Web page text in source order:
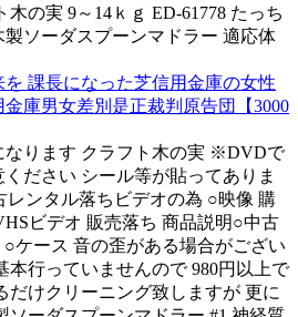
木の実 9～14ｋｇ ED-61778 たっち
製ソーダスプーンマドラー 適応体
課長になった芝信用金庫の女性
庫男女差別是正裁判原告団【3000
なります クラフト木の実 ※DVDで
ださい シール等が貼ってありま
レンタル落ちビデオの為 ○映像 購
ビデオ 販売落ち 商品説明○中古
○ケース 音の歪がある場合がござい
本行っていませんので 980円以上で
だけクリーニング致しますが 更に